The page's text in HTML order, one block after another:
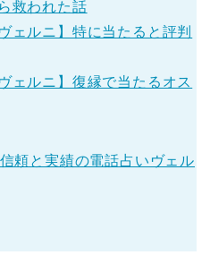
救われた話
ェルニ】特に当たると評判
ェルニ】復縁で当たるオス
頼と実績の電話占いヴェル